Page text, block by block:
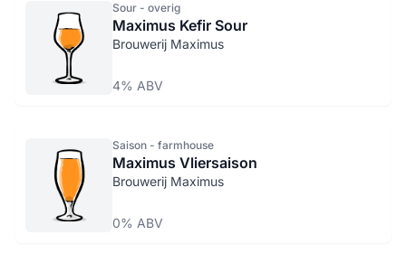
Sour - overig
Maximus Kefir Sour
Brouwerij Maximus
4% ABV
Saison - farmhouse
Maximus Vliersaison
Brouwerij Maximus
0% ABV